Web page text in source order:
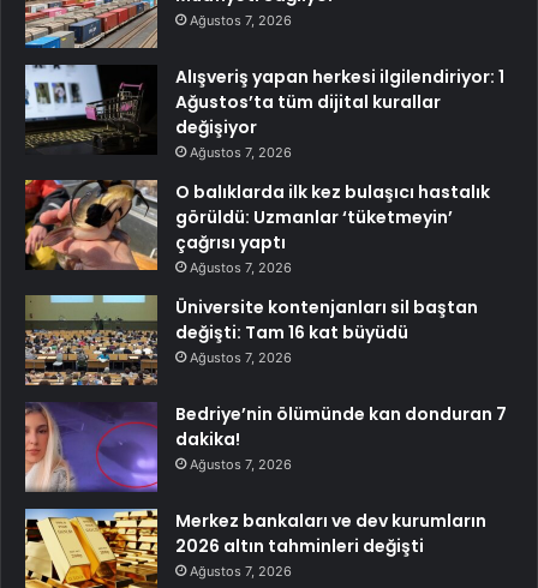
Ağustos 7, 2026
Alışveriş yapan herkesi ilgilendiriyor: 1
Ağustos’ta tüm dijital kurallar
değişiyor
Ağustos 7, 2026
O balıklarda ilk kez bulaşıcı hastalık
görüldü: Uzmanlar ‘tüketmeyin’
çağrısı yaptı
Ağustos 7, 2026
Üniversite kontenjanları sil baştan
değişti: Tam 16 kat büyüdü
Ağustos 7, 2026
Bedriye’nin ölümünde kan donduran 7
dakika!
Ağustos 7, 2026
Merkez bankaları ve dev kurumların
2026 altın tahminleri değişti
Ağustos 7, 2026